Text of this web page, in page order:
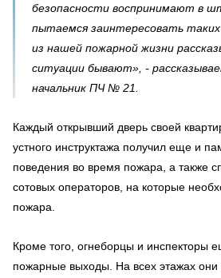
безопасности воспринимают в
пытаемся заинтересовать
из нашей пожарной жизни
ситуации бывают», -
начальник ПЧ № 21.
Каждый открывший дверь своей
устного инструктажа получил еще и
поведения во время пожара, а также
сотовых операторов, на которые
пожара.
Кроме того, огнеборцы и инспекторы
пожарные выходы. На всех этажах